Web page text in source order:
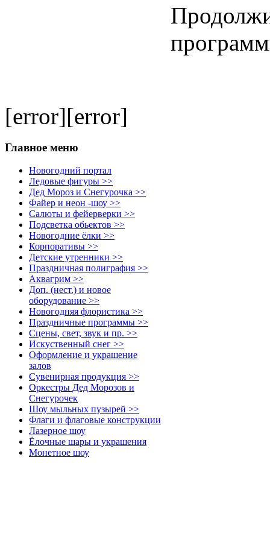
[error][error]
Главное меню
Новогодний портал
Ледовые фигуры >>
Дед Мороз и Снегурочка >>
Файер и неон -шоу >>
Салюты и фейерверки >>
Подсветка обьектов >>
Новогодние ёлки >>
Корпоративы >>
Детские утренники >>
Праздничная полиграфия >>
Аквагрим >>
Доп. (нест.) и новое
оборудование >>
Новогодняя флористика >>
Праздничные программы >>
Сцены, свет, звук и пр. >>
Искуственный снег >>
Оформление и украшение
залов
Сувенирная продукция >>
Оркестры Дед Морозов и
Снегурочек
Шоу мыльных пузырей >>
Флаги и флаговые конструкции
Лазерное шоу
Ёлочные шары и украшения
Монетное шоу